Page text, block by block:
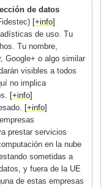
de datos
[+info]
de uso. Tu
Tu nombre,
Google+ o algo similar
visibles a todos
no implica
[+info]
[+info]
prestar servicios
en la nube
sometidas a
y fuera de la UE
de estas empresas